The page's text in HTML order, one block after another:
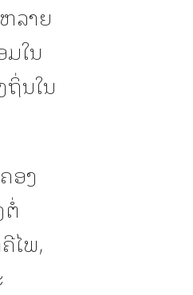
ລາຍ
ໃນ
ນໃນ
ອງ
ໄພ,